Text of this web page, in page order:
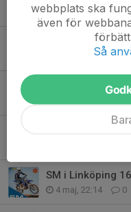
20 maj, 21:34 0
Program LMS
12 maj, 12:54 0
Funktionärs
SM i Linköping
4 maj, 22:14 0
webbplats ska
även för
Så